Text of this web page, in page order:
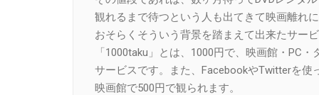
観れるまで待つという人も出てきて映画離れ
おそらくそういう背景を踏まえて出来たサー
「1000taku」とは、1000円で、映画館・PC
サービスです。また、FacebookやTwitterを
映画館で500円で観られます。